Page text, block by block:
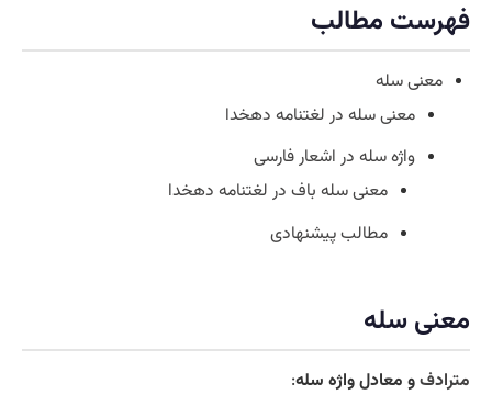
فهرست مطالب
معنی سله
معنی سله در لغتنامه دهخدا
واژه سله در اشعار فارسی
معنی سله باف در لغتنامه دهخدا
مطالب پیشنهادی
معنی سله
مترادفو معادل واژه سله: